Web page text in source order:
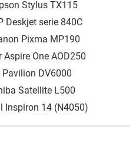
Stylus TX115
Deskjet serie 840C
Pixma MP190
One AOD250
DV6000
Satellite L500
Inspiron 14 (N4050)